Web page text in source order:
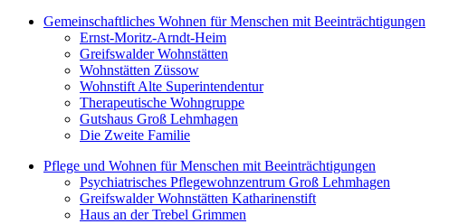
Gemeinschaftliches Wohnen für Menschen mit Beeinträchtigungen
Ernst-Moritz-Arndt-Heim
Greifswalder Wohnstätten
Wohnstätten Züssow
Wohnstift Alte Superintendentur
Therapeutische Wohngruppe
Gutshaus Groß Lehmhagen
Die Zweite Familie
Pflege und Wohnen für Menschen mit Beeinträchtigungen
Psychiatrisches Pflegewohnzentrum Groß Lehmhagen
Greifswalder Wohnstätten Katharinenstift
Haus an der Trebel Grimmen